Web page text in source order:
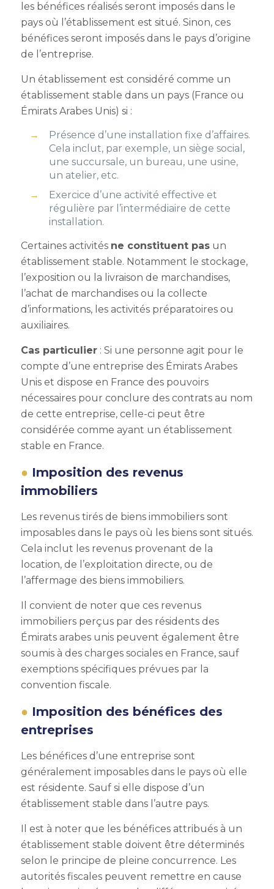
les bénéfices réalisés seront imposés dans le
pays où l’établissement est situé. Sinon, ces
bénéfices seront imposés dans le pays d’origine
de l’entreprise.
Un établissement est considéré comme un
établissement stable dans un pays (France ou
Émirats Arabes Unis) si :
Présence d’une installation fixe d’affaires.
Cela inclut, par exemple, un siège social,
une succursale, un bureau, une usine,
un atelier, etc.
Exercice d’une activité effective et
régulière par l’intermédiaire de cette
installation.
Certaines activités ne constituent pasun
établissement stable. Notamment le stockage,
l’exposition ou la livraison de marchandises,
l’achat de marchandises ou la collecte
d’informations, les activités préparatoires ou
auxiliaires.
Cas particulier: Si une personne agit pour le
compte d’une entreprise des Émirats Arabes
Unis et dispose en France des pouvoirs
nécessaires pour conclure des contrats au nom
de cette entreprise, celle-ci peut être
considérée comme ayant un établissement
stable en France.
Imposition des revenus
immobiliers
Les revenus tirés de biens immobiliers sont
imposables dans le pays où les biens sont situés.
Cela inclut les revenus provenant de la
location, de l’exploitation directe, ou de
l’affermage des biens immobiliers.
Il convient de noter que ces revenus
immobiliers perçus par des résidents des
Émirats arabes unis peuvent également être
soumis à des charges sociales en France, sauf
exemptions spécifiques prévues par la
convention fiscale.
Imposition des bénéfices des
entreprises
Les bénéfices d’une entreprise sont
généralement imposables dans le pays où elle
est résidente. Sauf si elle dispose d’un
établissement stable dans l’autre pays.
Il est à noter que les bénéfices attribués à un
établissement stable doivent être déterminés
selon le principe de pleine concurrence. Les
autorités fiscales peuvent remettre en cause